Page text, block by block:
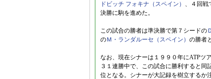
ドビッチ フォキナ（スペイン） 、４回戦
決勝に駒を進めた。
この試合の勝者は準決勝で第７シードの
のＭ・ランダルーセ（スペイン） の勝者
なお、現在シナーは１９９０年にATPツ
３１連勝中で、この試合に勝利すると
位となる。シナーが大記録を樹立するか